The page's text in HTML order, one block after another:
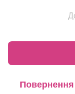
Повернення